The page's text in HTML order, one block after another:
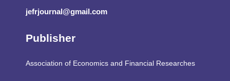
jefrjournal@gmail.com
Publisher
Association of Economics and Financial Researches